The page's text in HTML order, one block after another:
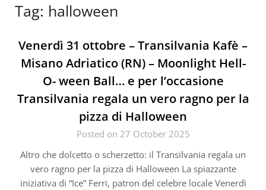
Tag: halloween
Venerdì 31 ottobre – Transilvania Kafè –
Misano Adriatico (RN) – Moonlight Hell-
O- ween Ball… e per l’occasione
Transilvania regala un vero ragno per la
pizza di Halloween
Posted on 27 October 2025
Altro che dolcetto o scherzetto: il Transilvania regala un
vero ragno per la pizza di Halloween La spiazzante
iniziativa di “Ice” Ferri, patron del celebre locale Venerdì